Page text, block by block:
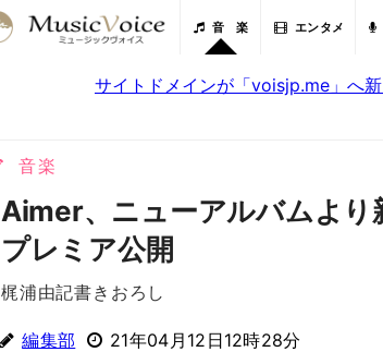
音 楽 エンタメ
サイトドメインが「voisjp.me」へ
音楽
Aimer、ニューアルバムよ
プレミア公開
梶浦由記書きおろし
編集部 21年04月12日12時28分